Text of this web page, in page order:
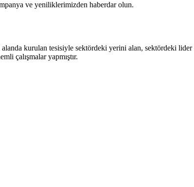
ve yeniliklerimizden haberdar olun.
kurulan tesisiyle sektördeki yerini alan, sektördeki
çalışmalar yapmıştır.